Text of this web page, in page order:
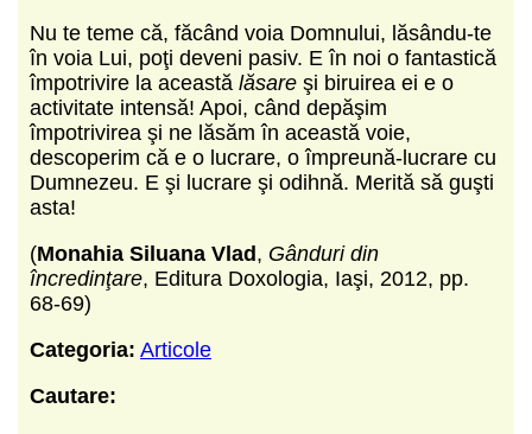
Nu te teme că, făcând voia Domnului, lăsându-te
în voia Lui, poţi deveni pasiv. E în noi o fantastică
împotrivire la această lăsare şi biruirea ei e o
activitate intensă! Apoi, când depăşim
împotrivirea şi ne lăsăm în această voie,
descoperim că e o lucrare, o împreună-lucrare cu
Dumnezeu. E şi lucrare şi odihnă. Merită să guşti
asta!
(Monahia Siluana Vlad, Gânduri din
încredinţare, Editura Doxologia, Iaşi, 2012, pp.
68-69)
Categoria: Articole
Cautare: